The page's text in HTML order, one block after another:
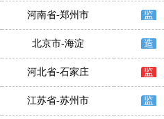
河南省-郑州市 监
北京市-海淀 造
河北省-石家庄 监
江苏省-苏州市 监